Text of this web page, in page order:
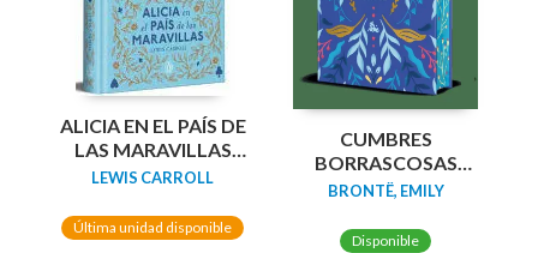
ALICIA EN EL PAÍS DE
LAS MARAVILLAS
(EDICIÓN LIMITADA
PINTADOS)
LEWIS CARROLL
Última unidad disponible
CUMBRES
BORRASCOSAS
(EDICION LIMITADA
TINTADOS)
BRONTË, EMILY
Disponible